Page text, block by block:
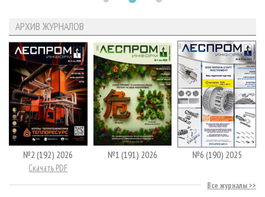
АРХИВ ЖУРНАЛОВ
№2 (192) 2026
Скачать PDF
№1 (191) 2026 №6 (190) 2025
Все журналы